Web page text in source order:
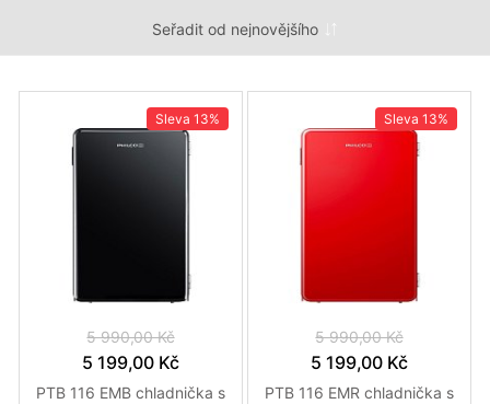
Sleva 13%
5 990,00 Kč
5 199,00 Kč
PTB 116 EMB chladnička s
Sleva 13%
5 990,00 Kč
5 199,00 Kč
PTB 116 EMR chladnička s